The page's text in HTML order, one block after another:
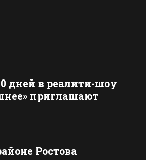
дней в реалити-шоу
приглашают
Ростова